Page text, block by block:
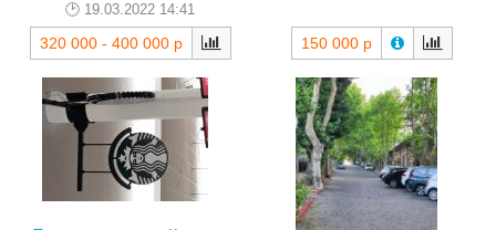
19.03.2022 14:41
320 000 - 400 000 р 150 000 р